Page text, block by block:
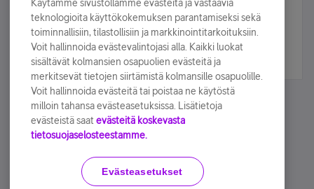
sähköpostiisi.
Tilaa nyt
Käyttöehdot Accessibility statement
Käytämme sivustollamme evästeitä ja vastaavia
teknologioita käyttökokemuksen parantamiseksi sekä
toiminnallisiin, tilastollisiin ja markkinointitarkoituksiin.
Voit hallinnoida evästevalintojasi alla. Kaikki luokat
sisältävät kolmansien osapuolien evästeitä ja
merkitsevät tietojen siirtämistä kolmansille osapuolille.
Voit hallinnoida evästeitä tai poistaa ne käytöstä
milloin tahansa evästeasetuksissa. Lisätietoja
evästeistä saat evästeitä koskevasta
tietosuojaselosteestamme.
Evästeasetukset